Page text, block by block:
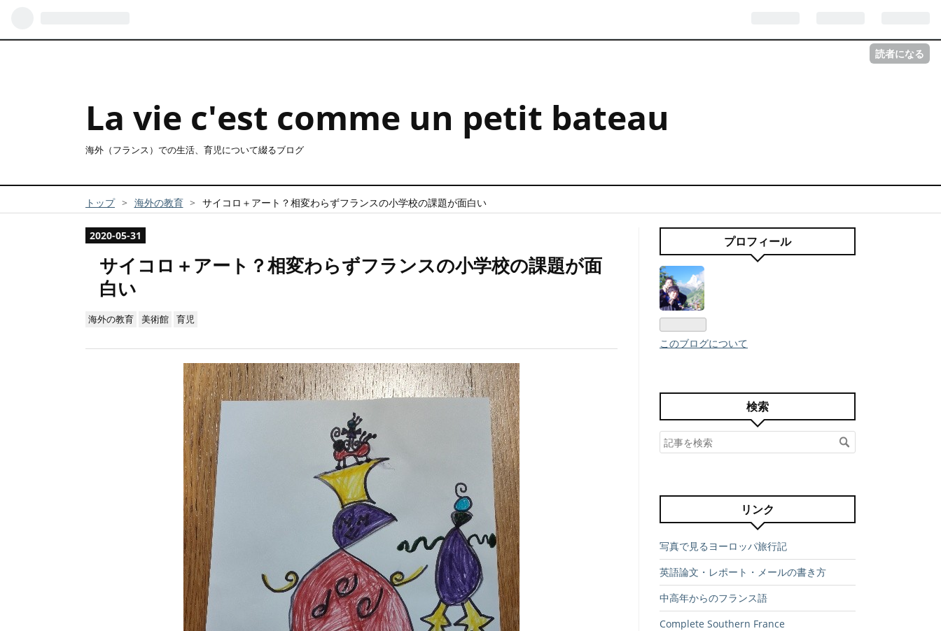
読者になる
La vie c'est comme un petit bateau
海外（フランス）での生活、育児について綴るブログ
トップ > 海外の教育 > サイコロ＋アート？相変わらずフランスの小学校の課題が面白い
2020-05-31
サイコロ＋アート？相変わらずフランスの小学校の課題が面
白い
海外の教育 美術館 育児
プロフィール
このブログについて
検索
リンク
写真で見るヨーロッパ旅行記
英語論文・レポート・メールの書き方
中高年からのフランス語
Complete Southern France